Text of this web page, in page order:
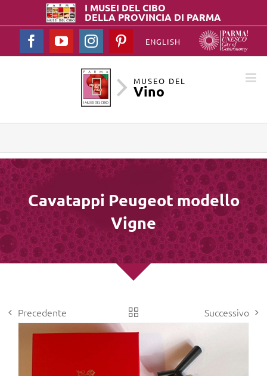
I MUSEI DELCIBO
DELLA PROVINCIA DI PARMA
ENGLISH
FacebookYouTubeInstagramPinterest
MUSEO DEL
Vino
Cavatappi Peugeot modello
Vigne
Precedente Successivo
View